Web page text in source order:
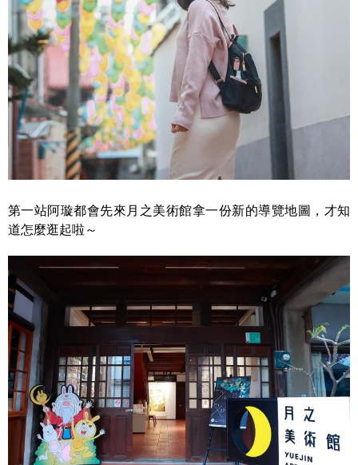
第一站阿璇都會先來月之美術館拿一份新的導覽地圖，才知
道怎麼逛起啦～